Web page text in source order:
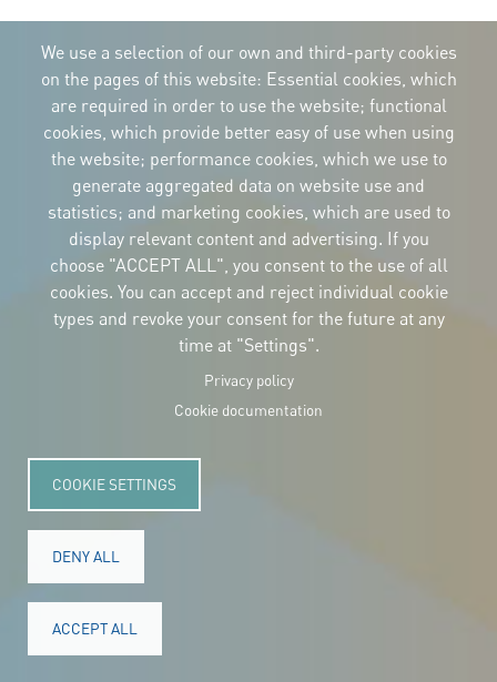
We use a selection of our own and third-party cookies
on the pages of this website: Essential cookies, which
are required in order to use the website; functional
cookies, which provide better easy of use when using
the website; performance cookies, which we use to
generate aggregated data on website use and
statistics; and marketing cookies, which are used to
display relevant content and advertising. If you
choose "ACCEPT ALL", you consent to the use of all
cookies. You can accept and reject individual cookie
types and revoke your consent for the future at any
time at "Settings".
Privacy policy
Cookie documentation
COOKIE SETTINGS
DENY ALL
ACCEPT ALL